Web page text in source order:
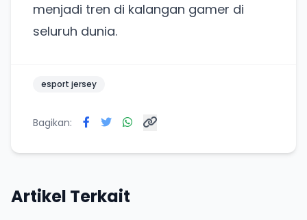
menjadi tren di kalangan gamer di
seluruh dunia.
esport jersey
Bagikan:
Artikel Terkait
Coba BulkFame